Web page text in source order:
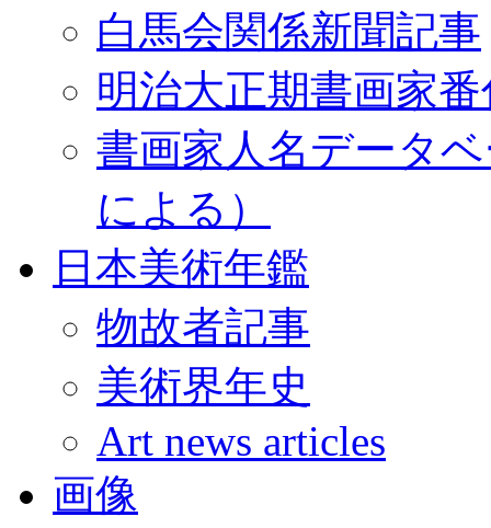
白馬会関係新聞記事
明治大正期書画家
書画家人名データ
による）
日本美術年鑑
物故者記事
美術界年史
Art news articles
画像